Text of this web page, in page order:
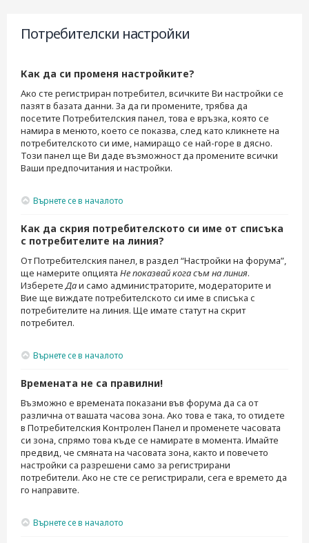
Потребителски настройки
Как да си променя настройките?
Ако сте регистриран потребител, всичките Ви настройки се
пазят в базата данни. За да ги промените, трябва да
посетите Потребителския панел, това е връзка, която се
намира в менюто, което се показва, след като кликнете на
потребителското си име, намиращо се най-горе в дясно.
Този панел ще Ви даде възможност да промените всички
Ваши предпочитания и настройки.
Върнете се в началото
Как да скрия потребителското си име от списъка
с потребителите на линия?
От Потребителския панел, в раздел “Настройки на форума”,
ще намерите опцията Не показвай кога съм на линия.
ИзберетеДаи само администраторите, модераторите и
Вие ще виждате потребителското си име в списъка с
потребителите на линия. Ще имате статут на скрит
потребител.
Върнете се в началото
Времената не са правилни!
Възможно е времената показани във форума да са от
различна от вашата часова зона. Ако това е така, то отидете
в Потребителския Контролен Панел и променете часовата
си зона, спрямо това къде се намирате в момента. Имайте
предвид, че смяната на часовата зона, както и повечето
настройки са разрешени само за регистрирани
потребители. Ако не сте се регистрирали, сега е времето да
го направите.
Върнете се в началото